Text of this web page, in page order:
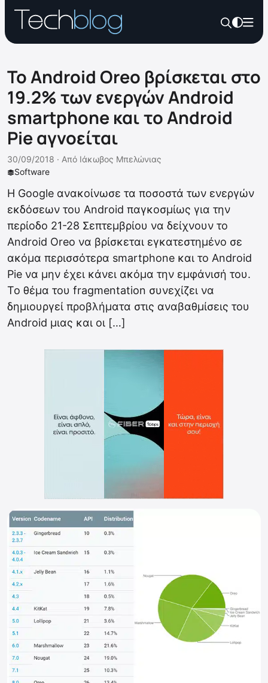
Το Android Oreo βρίσκεται στο
19.2% των ενεργών Android
smartphone και το Android
Pie αγνοείται
Software
30/09/2018 · Από Ιάκωβος Μπελώνιας
Η Google ανακοίνωσε τα ποσοστά των ενεργών
εκδόσεων του Android παγκοσμίως για την
περίοδο 21-28 Σεπτεμβρίου να δείχνουν το
Android Oreo να βρίσκεται εγκατεστημένο σε
ακόμα περισσότερα smartphone και το Android
Pie να μην έχει κάνει ακόμα την εμφάνισή του.
Το θέμα του fragmentation συνεχίζει να
δημιουργεί προβλήματα στις αναβαθμίσεις του
Android μιας και οι […]